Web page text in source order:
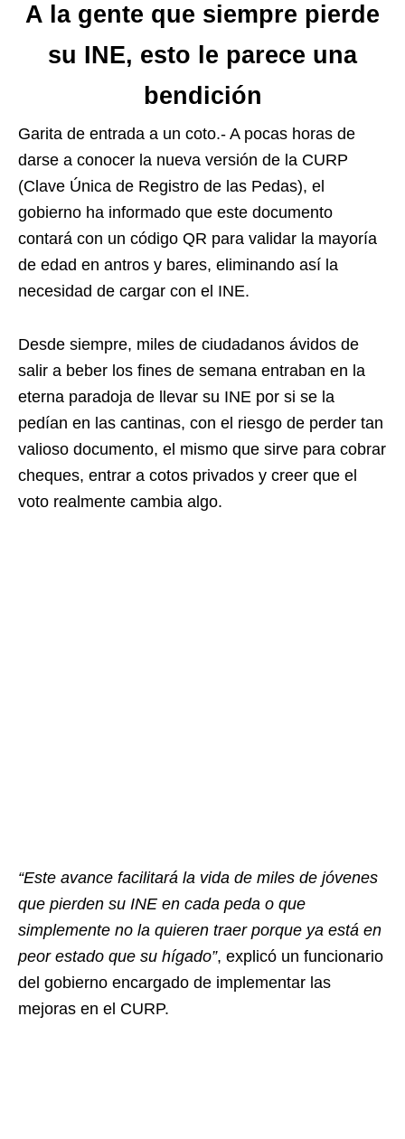
A la gente que siempre pierde
su INE, esto le parece una
bendición
Garita de entrada a un coto.- A pocas horas de
darse a conocer la nueva versión de la CURP
(Clave Única de Registro de las Pedas), el
gobierno ha informado que este documento
contará con un código QR para validar la mayoría
de edad en antros y bares, eliminando así la
necesidad de cargar con el INE.
Desde siempre, miles de ciudadanos ávidos de
salir a beber los fines de semana entraban en la
eterna paradoja de llevar su INE por si se la
pedían en las cantinas, con el riesgo de perder tan
valioso documento, el mismo que sirve para cobrar
cheques, entrar a cotos privados y creer que el
voto realmente cambia algo.
“Este avance facilitará la vida de miles de jóvenes
que pierden su INE en cada peda o que
simplemente no la quieren traer porque ya está en
peor estado que su hígado”, explicó un funcionario
del gobierno encargado de implementar las
mejoras en el CURP.